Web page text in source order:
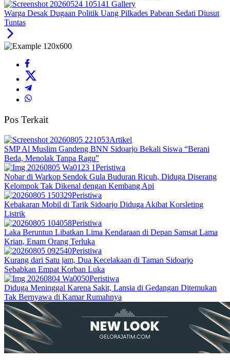
Warga Desak Dugaan Politik Uang Pilkades Pabean Sedati Diusut
Tuntas
Pos Terkait
Artikel
SMP Al Muslim Gandeng BNN Sidoarjo Bekali Siswa “Berani
Beda, Menolak Tanpa Ragu”
Peristiwa
Nobar di Warkop Sendok Gula Buduran Ricuh, Diduga Diserang
Kelompok Tak Dikenal dengan Kembang Api
Peristiwa
Kebakaran Mobil di Tarik Sidoarjo Diduga Akibat Korsleting
Listrik
Peristiwa
Laka Beruntun Libatkan Lima Kendaraan di Depan Samsat Lama
Krian, Enam Orang Terluka
Peristiwa
Kurang dari Satu jam, Dua Kecelakaan di Taman Sidoarjo
Sebabkan Empat Korban Luka
Peristiwa
Diduga Meninggal Karena Sakit, Lansia di Gedangan Ditemukan
Tak Bernyawa di Kamar Rumahnya